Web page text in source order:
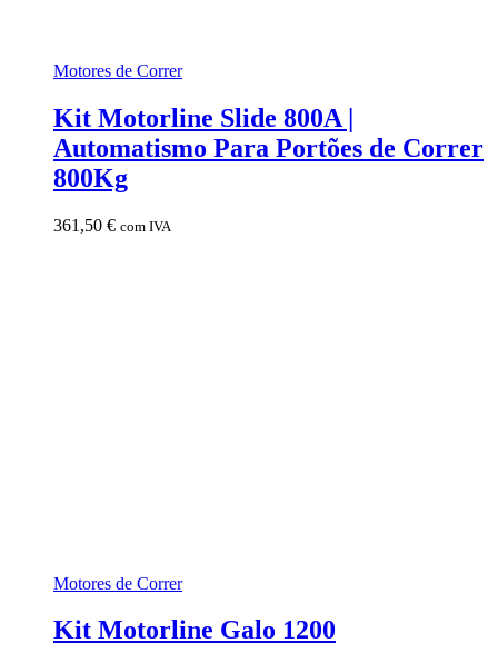
Motores de Correr
Kit Motorline Slide 800A |
Automatismo Para Portões de Correr
800Kg
361,50 € com IVA
Motores de Correr
Kit Motorline Galo 1200